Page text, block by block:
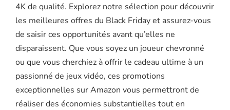
4K de qualité. Explorez notre sélection pour découvrir
les meilleures offres du Black Friday et assurez-vous
de saisir ces opportunités avant qu’elles ne
disparaissent. Que vous soyez un joueur chevronné
ou que vous cherchiez à offrir le cadeau ultime à un
passionné de jeux vidéo, ces promotions
exceptionnelles sur Amazon vous permettront de
réaliser des économies substantielles tout en